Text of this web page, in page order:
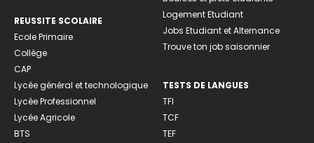
REUSSITE SCOLAIRE
Ecole Primaire
Collège
CAP
Lycée général et technologique
Lycée Professionnel
Lycée Agricole
BTS
Logement Etudiant
Jobs Etudiant et Alternance
Trouve ton job saisonnier
TESTS DE LANGUES
TFI
TCF
TEF